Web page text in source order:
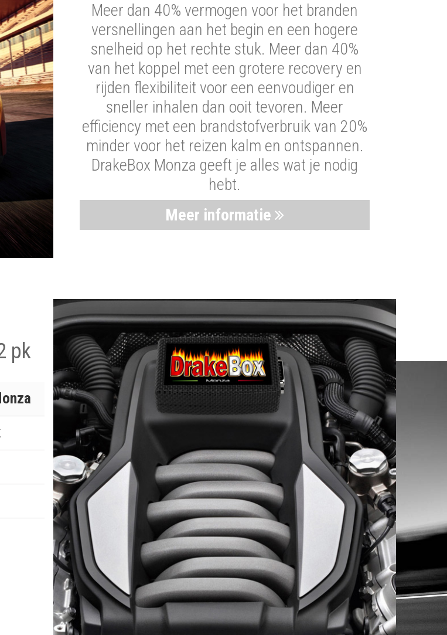
Meer dan 40% vermogen voor het branden
versnellingen aan het begin en een hogere
snelheid op het rechte stuk. Meer dan 40%
van het koppel met een grotere recovery en
rijden flexibiliteit voor een eenvoudiger en
sneller inhalen dan ooit tevoren. Meer
efficiency met een brandstofverbruik van 20%
minder voor het reizen kalm en ontspannen.
DrakeBox Monza geeft je alles wat je nodig
hebt.
Meer informatie
pk